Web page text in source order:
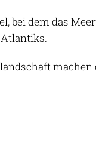
bei dem das